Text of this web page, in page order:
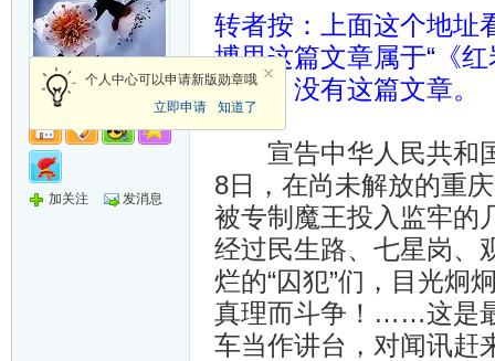
军长
个人中心可以申请新版勋章哦
立即申请
知道了
加关注 发消息
转者按：上面这个地址
博里这篇文章属于“《
一下，没有这篇文章。
宣告中华人民共和国
8日，在尚未解放的重
被专制魔王投入监牢的
经过民生路、七星岗
烂的“囚犯”们，目光炯
真理而斗争！……这是
车当作讲台，对闻讯赶